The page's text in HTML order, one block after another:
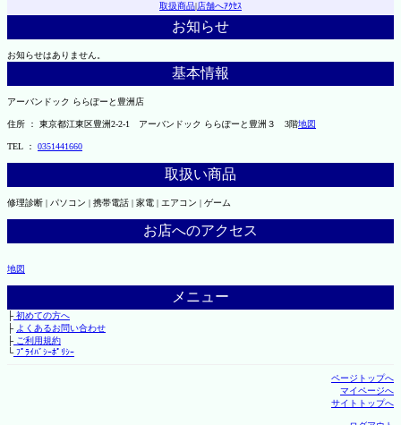
取扱商品|店舗へｱｸｾｽ
お知らせ
お知らせはありません。
基本情報
アーバンドック ららぽーと豊洲店
住所 ： 東京都江東区豊洲2-2-1 アーバンドック ららぽーと豊洲３ 3階地図
TEL ： 0351441660
取扱い商品
修理診断 | パソコン | 携帯電話 | 家電 | エアコン | ゲーム
お店へのアクセス
地図
メニュー
├初めての方へ
├ よくあるお問い合わせ
├ご利用規約
└ﾌﾟﾗｲﾊﾞｼｰﾎﾟﾘｼｰ
ページトップへ
マイページへ
サイトトップへ